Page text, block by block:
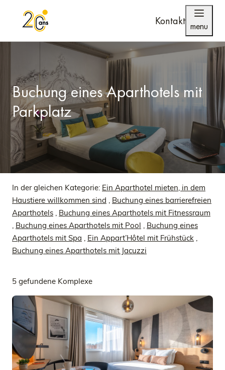
Kontakt menu
Buchung eines Aparthotels mit
Parkplatz
In der gleichen Kategorie: Ein Aparthotel mieten, in dem
Haustiere willkommen sind , Buchung eines barrierefreien
Aparthotels , Buchung eines Aparthotels mit Fitnessraum
, Buchung eines Aparthotels mit Pool , Buchung eines
Aparthotels mit Spa , Ein Appart’Hôtel mit Frühstück ,
Buchung eines Aparthotels mit Jacuzzi
5 gefundene Komplexe